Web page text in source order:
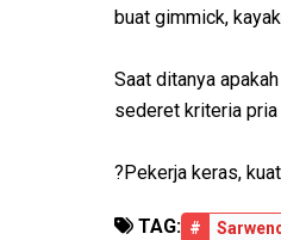
buat gimmick,
Saat ditanya
sederet kriteria pria
?Pekerja keras,
TAG: #